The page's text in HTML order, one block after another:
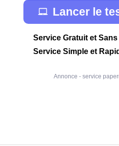
Lancer le
Service Gratuit et
Service Simple et
Annonce - service